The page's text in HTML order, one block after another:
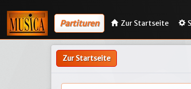
Partituren Zur Startseite
Zur Startseite